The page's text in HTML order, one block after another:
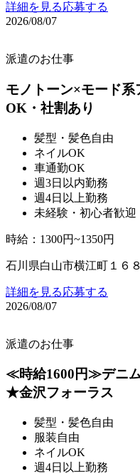
詳細を見る応募する
2026/08/07
派遣のお仕事
モノトーン×モード
OK・社割あり
髪型・髪色自由
ネイルOK
車通勤OK
週3日以内勤務
週4日以上勤務
未経験・初心者歓迎
時給 ： 1300円~1350円
石川県白山市横江町１６
詳細を見る応募する
2026/08/07
派遣のお仕事
≪時給1600円≫デニ
★金沢フォーラス
髪型・髪色自由
服装自由
ネイルOK
週4日以上勤務